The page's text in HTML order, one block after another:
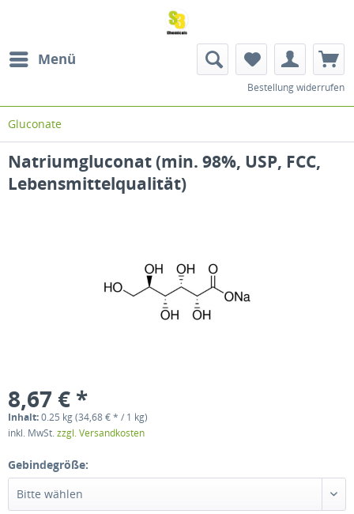
Menü
Bestellung widerrufen
Gluconate
Natriumgluconat (min. 98%, USP, FCC,
Lebensmittelqualität)
8,67 € *
Inhalt:0.25 kg (34,68 € * / 1 kg)
inkl. MwSt.zzgl. Versandkosten
Gebindegröße:
Bitte wählen